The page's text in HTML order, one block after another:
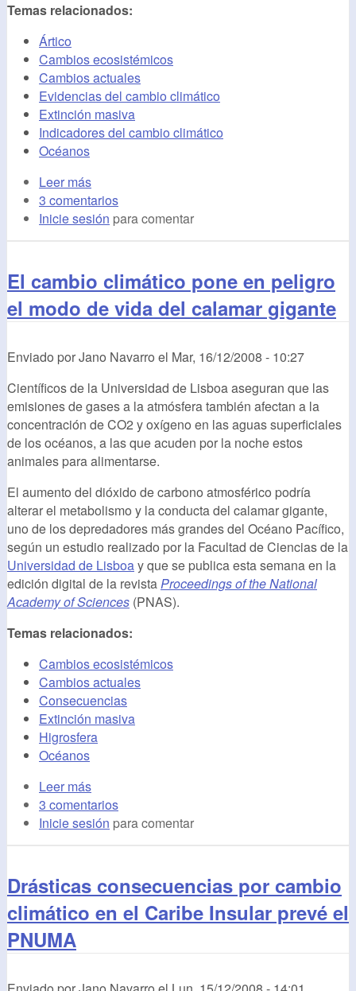
Temas relacionados:
Ártico
Cambios ecosistémicos
Cambios actuales
Evidencias del cambio climático
Extinción masiva
Indicadores del cambio climático
Océanos
Leer más
3 comentarios
Inicie sesión para comentar
El cambio climático pone en peligro
el modo de vida del calamar gigante
Enviado porJano Navarro el Mar, 16/12/2008 - 10:27
Científicos de la Universidad de Lisboa aseguran que las
emisiones de gases a la atmósfera también afectan a la
concentración de CO2 y oxígeno en las aguas superficiales
de los océanos, a las que acuden por la noche estos
animales para alimentarse.
El aumento del dióxido de carbono atmosférico podría
alterar el metabolismo y la conducta del calamar gigante,
uno de los depredadores más grandes del Océano Pacífico,
según un estudio realizado por la Facultad de Ciencias de la
Universidad de Lisboay que se publica esta semana en la
edición digital de la revistaProceedings of the National
Academy of Sciences (PNAS).
Temas relacionados:
Cambios ecosistémicos
Cambios actuales
Consecuencias
Extinción masiva
Higrosfera
Océanos
Leer más
3 comentarios
Inicie sesión para comentar
Drásticas consecuencias por cambio
climático en el Caribe Insular prevé el
PNUMA